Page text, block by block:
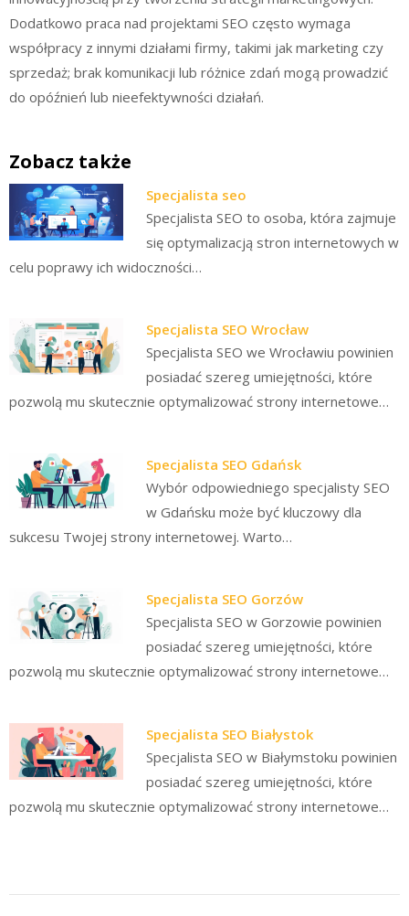
Dodatkowo praca nad projektami SEO często wymaga
współpracy z innymi działami firmy, takimi jak marketing czy
sprzedaż; brak komunikacji lub różnice zdań mogą prowadzić
do opóźnień lub nieefektywności działań.
Zobacz także
Specjalista seo
Specjalista SEO to osoba, która zajmuje
się optymalizacją stron internetowych w
celu poprawy ich widoczności…
Specjalista SEO Wrocław
Specjalista SEO we Wrocławiu powinien
posiadać szereg umiejętności, które
pozwolą mu skutecznie optymalizować strony internetowe…
Specjalista SEO Gdańsk
Wybór odpowiedniego specjalisty SEO
w Gdańsku może być kluczowy dla
sukcesu Twojej strony internetowej. Warto…
Specjalista SEO Gorzów
Specjalista SEO w Gorzowie powinien
posiadać szereg umiejętności, które
pozwolą mu skutecznie optymalizować strony internetowe…
Specjalista SEO Białystok
Specjalista SEO w Białymstoku powinien
posiadać szereg umiejętności, które
pozwolą mu skutecznie optymalizować strony internetowe…